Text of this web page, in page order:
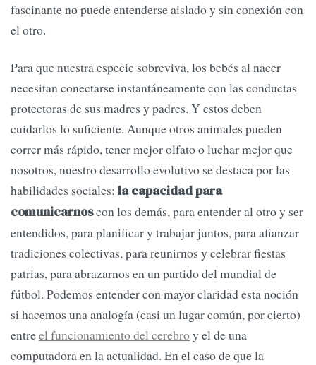
fascinante no puede entenderse aislado y sin conexión con
el otro.
Para que nuestra especie sobreviva, los bebés al nacer
necesitan conectarse instantáneamente con las conductas
protectoras de sus madres y padres. Y estos deben
cuidarlos lo suficiente. Aunque otros animales pueden
correr más rápido, tener mejor olfato o luchar mejor que
nosotros, nuestro desarrollo evolutivo se destaca por las
habilidades sociales: la capacidad para
comunicarnoscon los demás, para entender al otro y ser
entendidos, para planificar y trabajar juntos, para afianzar
tradiciones colectivas, para reunirnos y celebrar fiestas
patrias, para abrazarnos en un partido del mundial de
fútbol. Podemos entender con mayor claridad esta noción
si hacemos una analogía (casi un lugar común, por cierto)
entreel funcionamiento del cerebroy el de una
computadora en la actualidad. En el caso de que la